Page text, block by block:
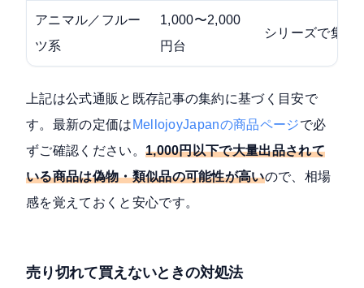
アニマル／フルー
ツ系
1,000〜2,000
円台
シリーズで集め
上記は公式通販と既存記事の集約に基づく目安で
す。最新の定価は MellojoyJapanの商品ページで必
ずご確認ください。 1,000円以下で大量出品されて
いる商品は偽物・類似品の可能性が高いので、相場
感を覚えておくと安心です。
売り切れて買えないときの対処法